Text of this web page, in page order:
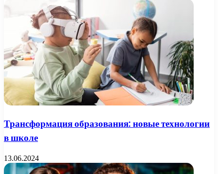
Трансформация образования: новые технологии
в школе
13.06.2024